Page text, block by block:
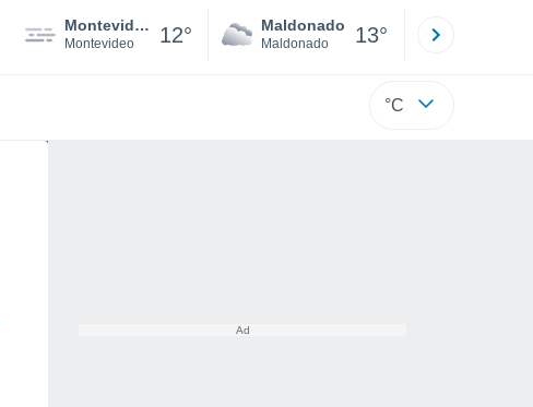
Montevideo
Montevideo 12° Maldonado
Maldonado 13°
°C